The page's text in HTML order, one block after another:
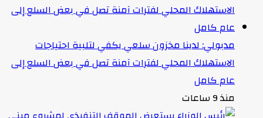
مدبولي: لدينا مخزون سلعي يكفي لتلبية احتياجات
الاستهلاك المحلي لفترات آمنة تصل في بعض السلع إلى
عام كامل
منذ 9 ساعات